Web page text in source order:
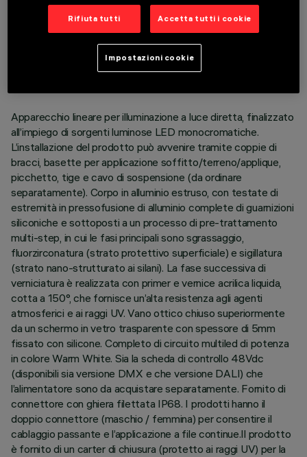
DATI TECNICI
ULTIMO AGGIORNAMENTO: 06/08/2026
DESCRIZIONE
Apparecchio lineare per illuminazione a luce diretta, finalizzato
all’impiego di sorgenti luminose LED monocromatiche.
L’installazione del prodotto può avvenire tramite coppie di
bracci, basette per applicazione soffitto/terreno/applique,
picchetto, tige e cavo di sospensione (da ordinare
separatamente). Corpo in alluminio estruso, con testate di
estremità in pressofusione di alluminio complete di guarnizioni
siliconiche e sottoposti a un processo di pre-trattamento
multi-step, in cui le fasi principali sono sgrassaggio,
fluorzirconatura (strato protettivo superficiale) e sigillatura
(strato nano-strutturato ai silani). La fase successiva di
verniciatura è realizzata con primer e vernice acrilica liquida,
cotta a 150°, che fornisce un’alta resistenza agli agenti
atmosferici e ai raggi UV. Vano ottico chiuso superiormente
da un schermo in vetro trasparente con spessore di 5mm
fissato con silicone. Completo di circuito multiled di potenza
in colore Warm White. Sia la scheda di controllo 48Vdc
(disponibili sia versione DMX e che versione DALI) che
l’alimentatore sono da acquistare separatamente. Fornito di
connettore con ghiera filettata IP68. I prodotti hanno il
doppio connettore (maschio / femmina) per consentire il
cablaggio passante e l’applicazione a file continue.Il prodotto
è fornito di un carter di chiusura (protetto ai raggi UV) per la
Rifiuta tutti Accetta tutti i cookie
Impostazioni cookie